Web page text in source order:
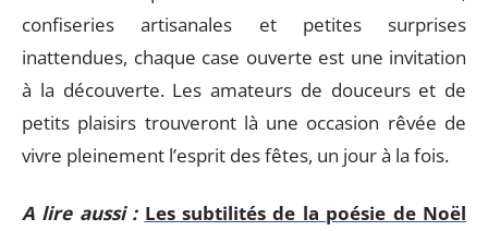
confiseries artisanales et petites surprises
inattendues, chaque case ouverte est une invitation
à la découverte. Les amateurs de douceurs et de
petits plaisirs trouveront là une occasion rêvée de
vivre pleinement l’esprit des fêtes, un jour à la fois.
A lire aussi : Les subtilités de la poésie de Noël